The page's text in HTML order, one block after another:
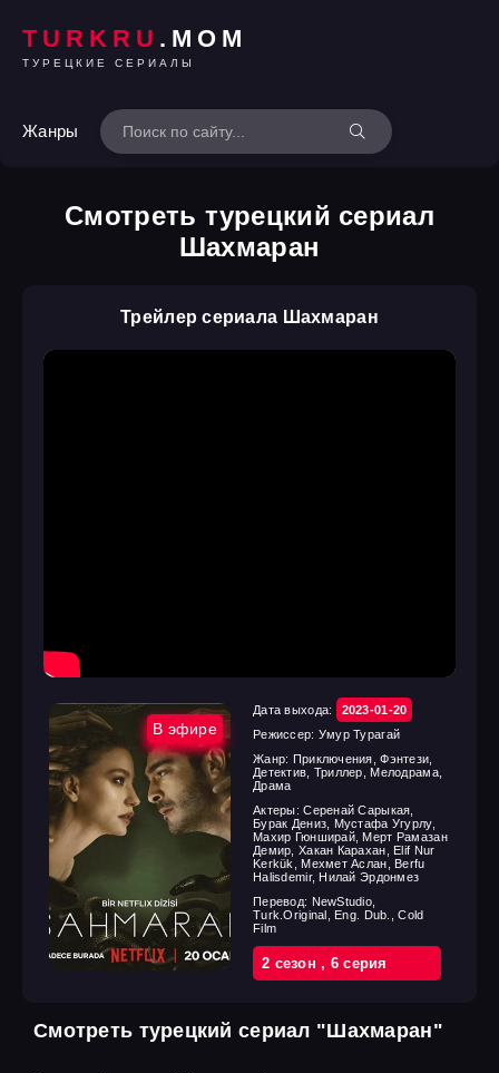
TURKRU .MOM
ТУРЕЦКИЕ СЕРИАЛЫ
Жанры
Смотреть турецкий сериал
Шахмаран
Трейлер сериала Шахмаран
В эфире
Дата выхода:
2023-01-20
Режиссер: Умур Турагай
Жанр: Приключения, Фэнтези,
Детектив, Триллер, Мелодрама,
Драма
Актеры:Серенай Сарыкая,
Бурак Дениз, Мустафа Угурлу,
Махир Гюнширай, Мерт Рамазан
Демир, Хакан Карахан, Elif Nur
Kerkük, Мехмет Аслан, Berfu
Halisdemir, Нилай Эрдонмез
Перевод: NewStudio,
Turk.Original, Eng. Dub., Cold
Film
2 cезон, 6 cерия
Смотреть турецкий сериал "Шахмаран"